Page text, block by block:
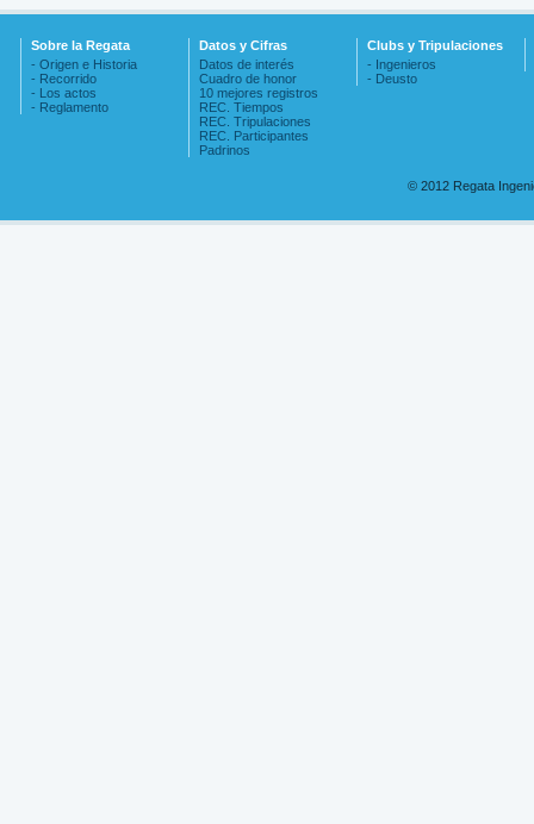
Sobre la Regata
- Origen e Historia
- Recorrido
- Los actos
- Reglamento
Datos y Cifras
Datos de interés
Cuadro de honor
10 mejores registros
REC. Tiempos
REC. Tripulaciones
REC. Participantes
Padrinos
Clubs y Tripulaciones
- Ingenieros
- Deusto
© 2012 Regata